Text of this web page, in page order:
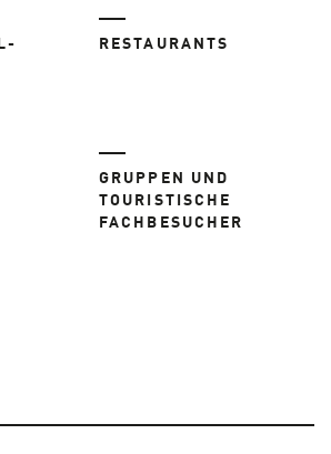
RESTAURANTS
GRUPPEN UND
TOURISTISCHE
FACHBESUCHER